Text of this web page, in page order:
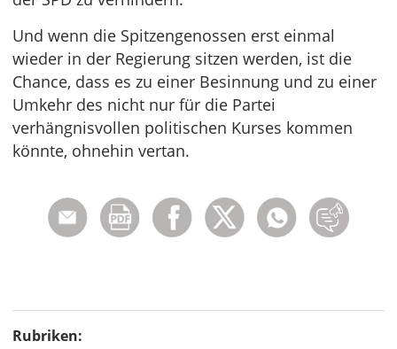
Und wenn die Spitzengenossen erst einmal
wieder in der Regierung sitzen werden, ist die
Chance, dass es zu einer Besinnung und zu einer
Umkehr des nicht nur für die Partei
verhängnisvollen politischen Kurses kommen
könnte, ohnehin vertan.
Rubriken: